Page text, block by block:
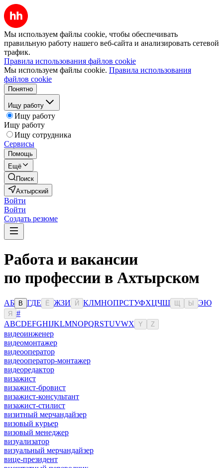
Мы используем файлы cookie, чтобы обеспечивать
правильную работу нашего веб-сайта и анализировать сетевой
трафик.
Правила использования файлов cookie
Мы используем файлы cookie. Правила использования
файлов cookie
Понятно
Ищу работу
Ищу работу
Ищу работу
Ищу сотрудника
Сервисы
Помощь
Ещё
Поиск
Ахтырский
Войти
Войти
Создать резюме
Работа и вакансии
по профессии в Ахтырском
АБ В ГДЕ Ё ЖЗИ Й КЛМНОПРСТУФХЦЧШ Ы ЭЮ
Я
#
ABCDEFGHIJKLMNOPQRSTUVWX Y Z
видеоинженер
видеомонтажер
видеооператор
видеооператор-монтажер
видеоредактор
визажист
визажист-бровист
визажист-консультант
визажист-стилист
визитный мерчандайзер
визовый курьер
визовый менеджер
визуализатор
визуальный мерчандайзер
вице-президент